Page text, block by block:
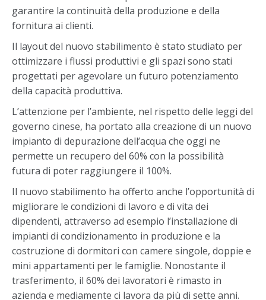
garantire la continuità della produzione e della
fornitura ai clienti.
Il layout del nuovo stabilimento è stato studiato per
ottimizzare i flussi produttivi e gli spazi sono stati
progettati per agevolare un futuro potenziamento
della capacità produttiva.
L’attenzione per l’ambiente, nel rispetto delle leggi del
governo cinese, ha portato alla creazione di un nuovo
impianto di depurazione dell’acqua che oggi ne
permette un recupero del 60% con la possibilità
futura di poter raggiungere il 100%.
Il nuovo stabilimento ha offerto anche l’opportunità di
migliorare le condizioni di lavoro e di vita dei
dipendenti, attraverso ad esempio l’installazione di
impianti di condizionamento in produzione e la
costruzione di dormitori con camere singole, doppie e
mini appartamenti per le famiglie. Nonostante il
trasferimento, il 60% dei lavoratori è rimasto in
azienda e mediamente ci lavora da più di sette anni.